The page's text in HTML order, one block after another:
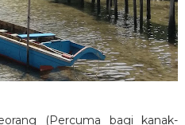
(Percuma bagi kanak-